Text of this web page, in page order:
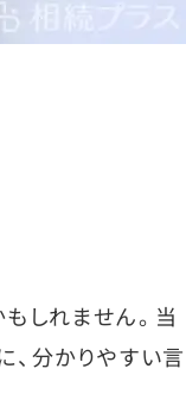
しれません。当
分かりやすい言